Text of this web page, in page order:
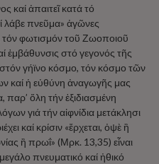
καί ἀπαιτεῖ κατά τό
λάβε πνεῦμα» ἀγῶνες
φωτισμόν τοῦ Ζωοποιοῦ
ἐμβάθυνσις στό γεγονός τῆς
γήϊνο κόσμο, τόν κόσμο τῶν
καί ἡ εὐθύνη ἀναγωγῆς μας
παρ’ ὅλη τήν ἐξιδιασμένη
γιά τήν αἰφνίδια μετάκλησι
καί κρίσιν «ἔρχεται, ὀψὲ ἢ
ἢ πρωΐ» (Μρκ. 13,35) εἶναι
πνευματικό καί ἠθικό